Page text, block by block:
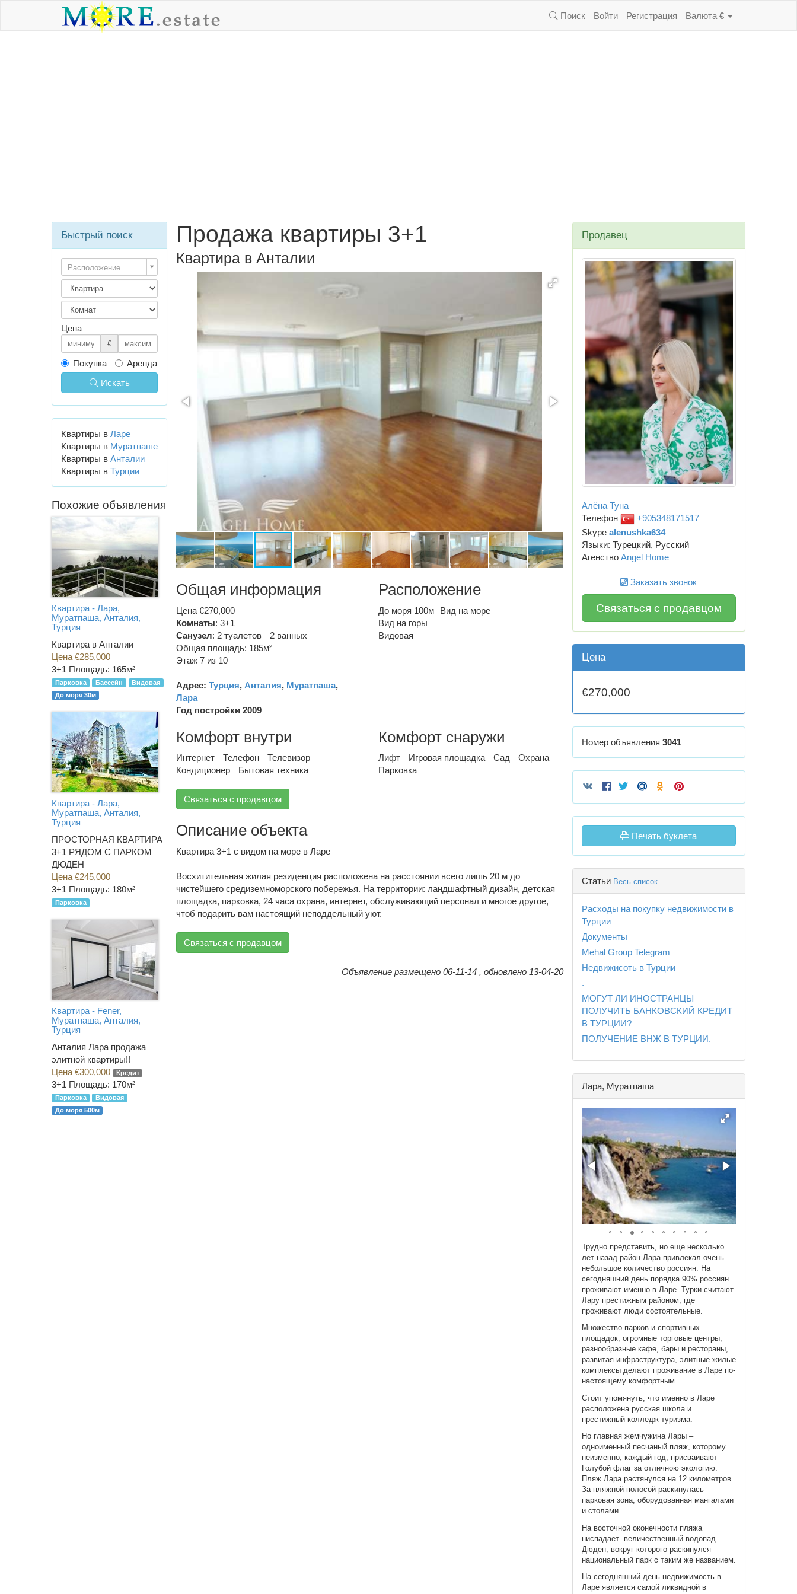
Поиск Войти Регистрация Валюта €
Продажа квартиры 3+1
Квартира в Анталии
Общая информация
Цена €270,000
Комнаты: 3+1
Санузел: 2 туалетов
2 ванных
Общая площадь: 185м²
Этаж 7 из 10
Адрес: Турция, Анталия, Муратпаша,
Лара
Год постройки 2009
Расположение
До моря 100м
Вид на море
Вид на горы
Видовая
Комфорт внутри
Интернет Телефон
Телевизор
Кондиционер
Бытовая техника
Комфорт снаружи
Лифт Игровая площадка Сад
Охрана
Парковка
Связаться с продавцом
Описание объекта
Квартира 3+1 с видом на море в Ларе
Восхитительная жилая резиденция расположена на расстоянии всего лишь 20 м до
чистейшего средиземноморского побережья. На территории: ландшафтный дизайн, детская
площадка, парковка, 24 часа охрана, интернет, обслуживающий персонал и многое другое,
чтоб подарить вам настоящий неподдельный уют.
Связаться с продавцом
Объявление размещено 06-11-14 , обновлено 13-04-20
Продавец
Алёна Туна
Телефон
+905348171517
Skype alenushka634
Языки: Турецкий, Русский
Агенство Angel Home
Заказать звонок
Связаться с продавцом
Цена
€270,000
Номер объявления 3041
Печать буклета
Статьи Весь список
Расходы на покупку недвижимости в
Турции
Документы
Mehal Group Telegram
Недвижисоть в Турции
.
МОГУТ ЛИ ИНОСТРАНЦЫ
ПОЛУЧИТЬ БАНКОВСКИЙ КРЕДИТ
В ТУРЦИИ?
ПОЛУЧЕНИЕ ВНЖ В ТУРЦИИ.
Лара, Муратпаша
Трудно представить, но еще несколько
лет назад район Лара привлекал очень
небольшое количество россиян. На
сегодняшний день порядка 90% россиян
проживают именно в Ларе. Турки считают
Лару престижным районом, где
проживают люди состоятельные.
Множество парков и спортивных
площадок, огромные торговые центры,
разнообразные кафе, бары и рестораны,
развитая инфраструктура, элитные жилые
комплексы делают проживание в Ларе по-
настоящему комфортным.
Стоит упомянуть, что именно в Ларе
расположена русская школа и
престижный колледж туризма.
Но главная жемчужина Лары –
одноименный песчаный пляж, которому
неизменно, каждый год, присваивают
Голубой флаг за отличною экологию.
Пляж Лара растянулся на 12 километров.
За пляжной полосой раскинулась
парковая зона, оборудованная мангалами
и столами.
На восточной оконечности пляжа
ниспадает величественный водопад
Дюден, вокруг которого раскинулся
национальный парк с таким же названием.
На сегодняшний день недвижимость в
Ларе является самой ликвидной в
Быстрый поиск
Расположение
Цена
€
Покупка
Аренда
Искать
Квартиры в Ларе
Квартиры в Муратпаше
Квартиры в Анталии
Квартиры в Турции
Похожие объявления
Квартира - Лара,
Муратпаша, Анталия,
Турция
Квартира в Анталии
Цена €285,000
3+1 Площадь: 165м²
Парковка Бассейн
Видовая
До моря 30м
Квартира - Лара,
Муратпаша, Анталия,
Турция
ПРОСТОРНАЯ КВАРТИРА
3+1 РЯДОМ С ПАРКОМ
ДЮДЕН
Цена €245,000
3+1 Площадь: 180м²
Парковка
Квартира - Fener,
Муратпаша, Анталия,
Турция
Анталия Лара продажа
элитной квартиры!!
Цена €300,000
Кредит
3+1 Площадь: 170м²
Парковка
Видовая
До моря 500м